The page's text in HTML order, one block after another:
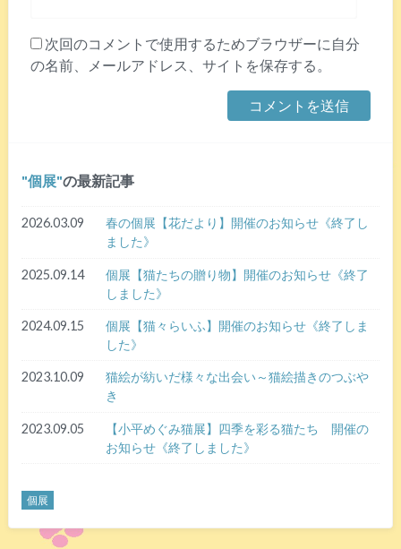
次回のコメントで使用するためブラウザーに自分
の名前、メールアドレス、サイトを保存する。
個展 の最新記事
2026.03.09
春の個展【花だより】開催のお知らせ《終了し
ました》
2025.09.14
個展【猫たちの贈り物】開催のお知らせ《終了
しました》
2024.09.15
個展【猫々らいふ】開催のお知らせ《終了しま
した》
2023.10.09
猫絵が紡いだ様々な出会い～猫絵描きのつぶや
き
2023.09.05
【小平めぐみ猫展】四季を彩る猫たち 開催の
お知らせ《終了しました》
個展